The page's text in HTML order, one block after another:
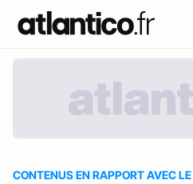
CONTENUS EN RAPPORT AVEC